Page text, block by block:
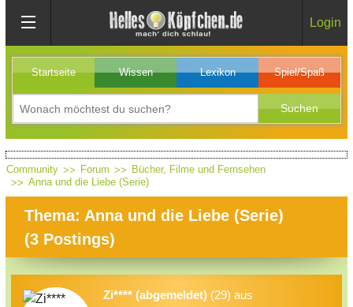
Login
Startseite Wissen Lexikon Spiel/Spaß
Community Forum
Bücher, Filme und Fernsehen
Anna und die Liebe (Serie)
Thema: Anna und die Liebe (Serie)
(3 Postings)
Zi**** (abgemeldet) (29) aus